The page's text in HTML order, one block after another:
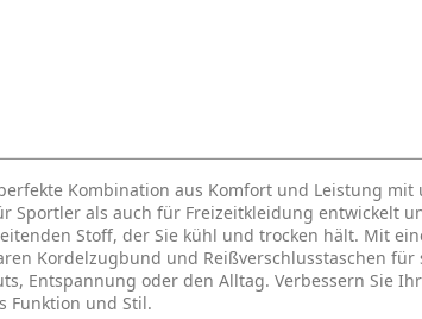
Kombination aus Komfort und Leistung
Sportler als auch für Freizeitkleidung entwickelt
Stoff, der Sie kühl und trocken hält. Mit
Kordelzugbund und Reißverschlusstaschen
Entspannung oder den Alltag. Verbessern Sie
Funktion und Stil.